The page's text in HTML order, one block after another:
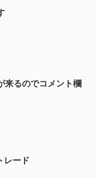
来るのでコメント欄
レード